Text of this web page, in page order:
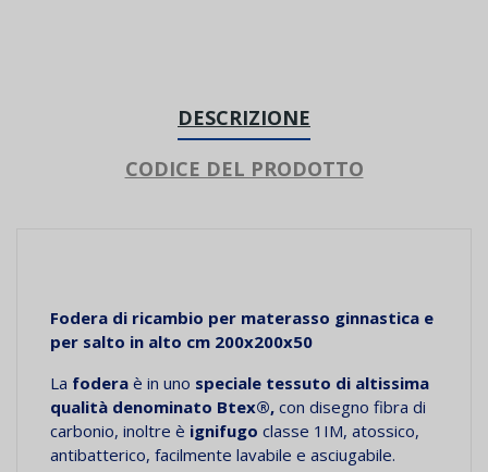
DESCRIZIONE
CODICE DEL PRODOTTO
Fodera di ricambio per materasso ginnastica e
per salto in alto cm 200x200x50
La fodera è in uno speciale tessuto di altissima
qualità denominato Btex®, con disegno fibra di
carbonio, inoltre è ignifugo classe 1IM, atossico,
antibatterico, facilmente lavabile e asciugabile.